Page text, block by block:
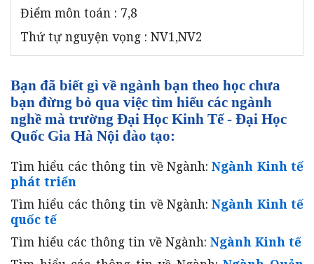
Điểm môn toán : 7,8
Thứ tự nguyện vọng : NV1,NV2
Bạn đã biết gì về ngành bạn theo học chưa
bạn đừng bỏ qua việc tìm hiểu các ngành
nghề mà trường Đại Học Kinh Tế - Đại Học
Quốc Gia Hà Nội đào tạo:
Tìm hiểu các thông tin về Ngành:Ngành Kinh tế
phát triển
Tìm hiểu các thông tin về Ngành:Ngành Kinh tế
quốc tế
Tìm hiểu các thông tin về Ngành: Ngành Kinh tế